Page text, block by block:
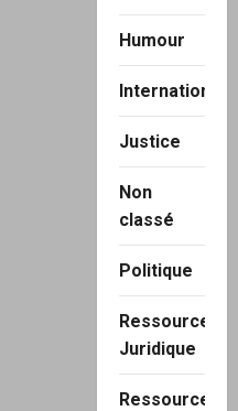
Humour
International
Justice
Non
classé
Politique
Ressource
Juridique
Ressource